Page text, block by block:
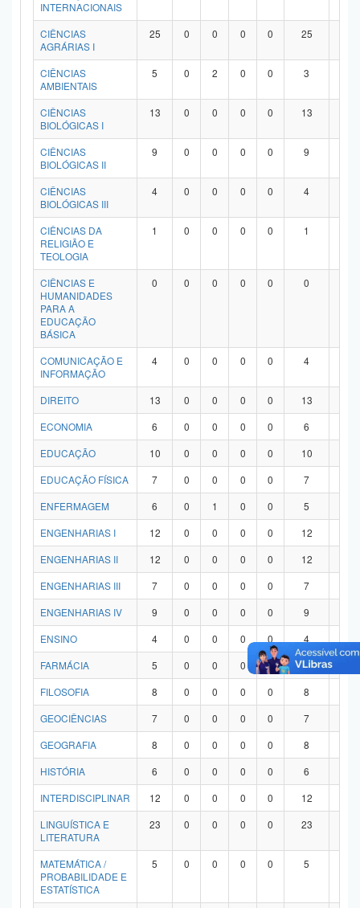
INTERNACIONAIS
CIÊNCIAS
AGRÁRIAS I
25 0 0 0 0 25
CIÊNCIAS
AMBIENTAIS
5 0 2 0 0 3
CIÊNCIAS
BIOLÓGICAS I
13 0 0 0 0 13
CIÊNCIAS
BIOLÓGICAS II
9 0 0 0 0 9
CIÊNCIAS
BIOLÓGICAS III
4 0 0 0 0 4
CIÊNCIAS DA
RELIGIÃO E
TEOLOGIA
1 0 0 0 0 1
CIÊNCIAS E
HUMANIDADES
PARA A
EDUCAÇÃO
BÁSICA
0 0 0 0 0 0
COMUNICAÇÃO E
INFORMAÇÃO
4 0 0 0 0 4
DIREITO 13 0 0 0 0 13
ECONOMIA
6 0 0 0 0 6
EDUCAÇÃO
10 0 0 0 0 10
EDUCAÇÃO FÍSICA
7 0 0 0 0 7
ENFERMAGEM
6 0 1 0 0 5
ENGENHARIAS I
12 0 0 0 0 12
ENGENHARIAS II
12 0 0 0 0 12
ENGENHARIAS III
7 0 0 0 0 7
ENGENHARIAS IV
9 0 0 0 0 9
ENSINO
4 0 0 0 0 4
FARMÁCIA
5 0 0 0 0 5
FILOSOFIA
8 0 0 0 0 8
GEOCIÊNCIAS
7 0 0 0 0 7
GEOGRAFIA
8 0 0 0 0 8
HISTÓRIA
6 0 0 0 0 6
INTERDISCIPLINAR
12 0 0 0 0 12
LINGUÍSTICA E
LITERATURA
23 0 0 0 0 23
MATEMÁTICA /
PROBABILIDADE E
ESTATÍSTICA
5 0 0 0 0 5